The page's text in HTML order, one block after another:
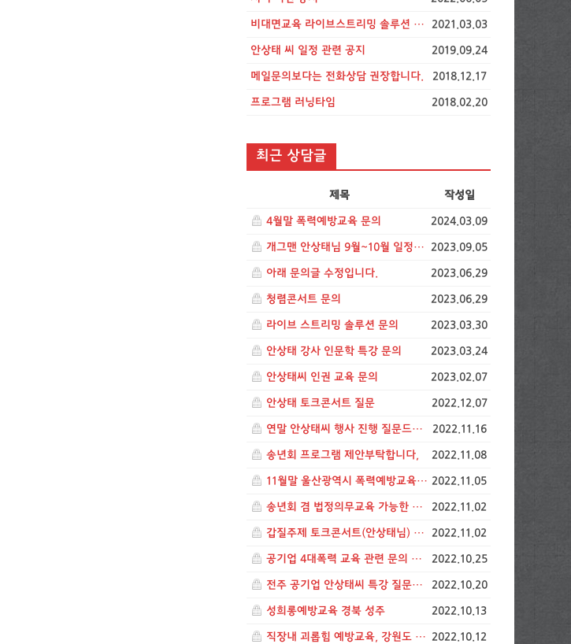
비대면교육 라이브스트리밍 솔루션 비용 공지 2021.03.03
안상태 씨 일정 관련 공지 2019.09.24
메일문의보다는 전화상담 권장합니다. 2018.12.17
프로그램 러닝타임 2018.02.20
최근 상담글
제목 작성일
4월말 폭력예방교육 문의 2024.03.09
개그맨 안상태님 9월~10월 일정문의드립니다. 2023.09.05
아래 문의글 수정입니다. 2023.06.29
청렴콘서트 문의 2023.06.29
라이브 스트리밍 솔루션 문의 2023.03.30
안상태 강사 인문학 특강 문의 2023.03.24
안상태씨 인권 교육 문의 2023.02.07
안상태 토크콘서트 질문 2022.12.07
연말 안상태씨 행사 진행 질문드립니다. (청주) 2022.11.16
송년회 프로그램 제안부탁합니다, 2022.11.08
11월말 울산광역시 폭력예방교육 일정 2022.11.05
송년회 겸 법정의무교육 가능한 프로그램 제안해주세요 2022.11.02
갑질주제 토크콘서트(안상태님) 문의 2022.11.02
공기업 4대폭력 교육 관련 문의 입니다. 2022.10.25
전주 공기업 안상태씨 특강 질문입니다. 2022.10.20
성희롱예방교육 경북 성주 2022.10.13
직장내 괴롭힘 예방교육, 강원도 원주 2022.10.12